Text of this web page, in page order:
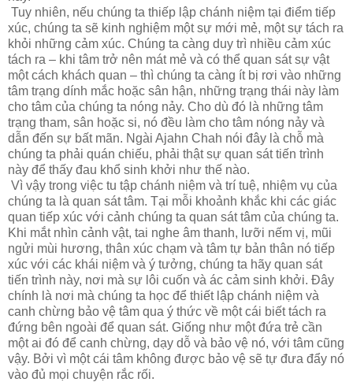
Tuy nhiên, nếu chúng ta thiếp lập chánh niệm tại điểm tiếp
xúc, chúng ta sẽ kinh nghiệm một sự mới mẻ, một sự tách ra
khỏi những cảm xúc. Chúng ta càng duy trì nhiều cảm xúc
tách ra – khi tâm trở nên mát mẻ và có thể quan sát sự vật
một cách khách quan – thì chúng ta càng ít bị rơi vào những
tâm trạng dính mắc hoặc sân hận, những trạng thái này làm
cho tâm của chúng ta nóng nảy. Cho dù đó là những tâm
trạng tham, sân hoặc si, nó đều làm cho tâm nóng nảy và
dẫn đến sự bất mãn. Ngài Ajahn Chah nói đây là chỗ mà
chúng ta phải quán chiếu, phải thật sự quan sát tiến trình
này để thấy đau khổ sinh khởi như thế nào.
Vì vậy trong việc tu tập chánh niệm và trí tuệ, nhiệm vụ của
chúng ta là quan sát tâm. Tại mỗi khoảnh khắc khi các giác
quan tiếp xúc với cảnh chúng ta quan sát tâm của chúng ta.
Khi mắt nhìn cảnh vật, tai nghe âm thanh, lưỡi nếm vị, mũi
ngửi mùi hương, thân xúc chạm và tâm tự bản thân nó tiếp
xúc với các khái niệm và ý tưởng, chúng ta hãy quan sát
tiến trình này, nơi mà sự lôi cuốn và ác cảm sinh khởi. Đây
chính là nơi mà chúng ta học để thiết lập chánh niệm và
canh chừng bảo vệ tâm qua ý thức về một cái biết tách ra
đứng bên ngoài để quan sát. Giống như một đứa trẻ cần
một ai đó để canh chừng, dạy dỗ và bảo vệ nó, với tâm cũng
vậy. Bởi vì một cái tâm không được bảo vệ sẽ tự đưa đẩy nó
vào đủ mọi chuyện rắc rối.